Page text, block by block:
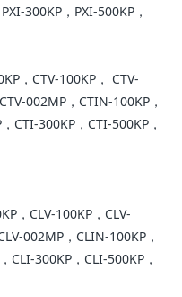
300KP，PXI-500KP，
，CTV-100KP， CTV-
002MP，CTIN-100KP，
CTI-300KP，CTI-500KP，
，CLV-100KP，CLV-
002MP，CLIN-100KP，
CLI-300KP，CLI-500KP，